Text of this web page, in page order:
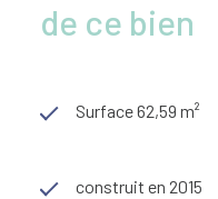
de ce bien
Surface 62,59 m²
construit en 2015